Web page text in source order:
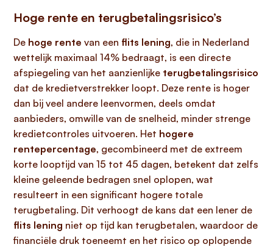
Hoge rente en terugbetalingsrisico’s
De hoge rente van een flits lening, die in Nederland
wettelijk maximaal 14% bedraagt, is een directe
afspiegeling van het aanzienlijke terugbetalingsrisico
dat de kredietverstrekker loopt. Deze rente is hoger
dan bij veel andere leenvormen, deels omdat
aanbieders, omwille van de snelheid, minder strenge
kredietcontroles uitvoeren. Het hogere
rentepercentage, gecombineerd met de extreem
korte looptijd van 15 tot 45 dagen, betekent dat zelfs
kleine geleende bedragen snel oplopen, wat
resulteert in een significant hogere totale
terugbetaling. Dit verhoogt de kans dat een lener de
flits lening niet op tijd kan terugbetalen, waardoor de
financiële druk toeneemt en het risico op oplopende